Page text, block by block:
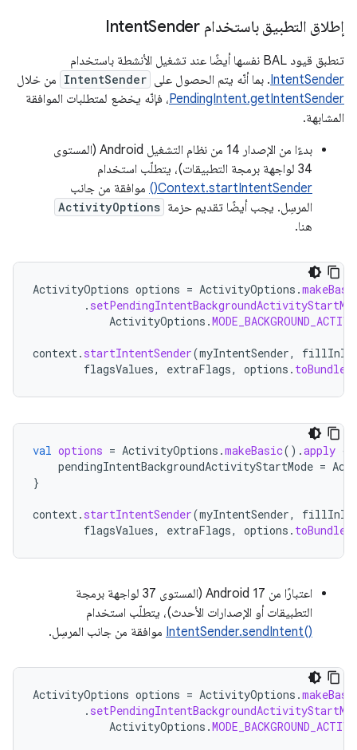
إطلاق التطبيق باستخدام IntentSender
تنطبق قيود BAL نفسها أيضًا عند تشغيل الأنشطة باستخدام
IntentSender. بما أنّه يتم الحصول على IntentSender من خلال
PendingIntent.getIntentSender، فإنّه يخضع لمتطلبات الموافقة
المشابهة.
بدءًا من الإصدار 14 من نظام التشغيل Android (المستوى
34 لواجهة برمجة التطبيقات)، يتطلّب استخدام
Context.startIntentSender()
موافقة من جانب
المرسِل. يجب أيضًا تقديم حزمة ActivityOptions
هنا.
ActivityOptions options = ActivityOptions .
.
ActivityOptions .
context . startIntentSender(myIntentSender,
flagsValues, extraFlags, options . toBundle
val options = ActivityOptions .makeBasic().apply {
pendingIntentBackgroundActivityStartMode =
}
context . startIntentSender(myIntentSender,
flagsValues, extraFlags, options . toBundle
اعتبارًا من Android 17 (المستوى 37 لواجهة برمجة
التطبيقات أو الإصدارات الأحدث)، يتطلّب استخدام
IntentSender.sendIntent()‎ موافقة من جانب المرسِل.
ActivityOptions options = ActivityOptions .
.
ActivityOptions .